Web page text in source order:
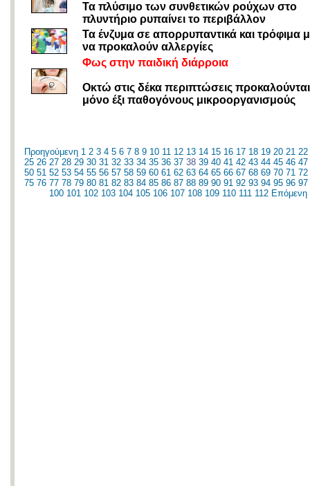
Τα πλύσιμο των συνθετικών ρούχων στο
πλυντήριο ρυπαίνει το περιβάλλον
Τα ένζυμα σε απορρυπαντικά και τρόφιμα
να προκαλούν αλλεργίες
Φως στην παιδική διάρροια
Οκτώ στις δέκα περιπτώσεις
μόνο έξι παθογόνους μικροοργανισμούς
Προηγούμενη 1 2 3 4 5 6 7 8 9 10 11 12 13 14 15 16 17 18 19 20 21 22
25 26 27 28 29 30 31 32 33 34 35 36 37 38 39 40 41 42 43 44 45 46 47
50 51 52 53 54 55 56 57 58 59 60 61 62 63 64 65 66 67 68 69 70 71 72
75 76 77 78 79 80 81 82 83 84 85 86 87 88 89 90 91 92 93 94 95 96 97
100 101 102 103 104 105 106 107 108 109 110 111 112 Επόμενη